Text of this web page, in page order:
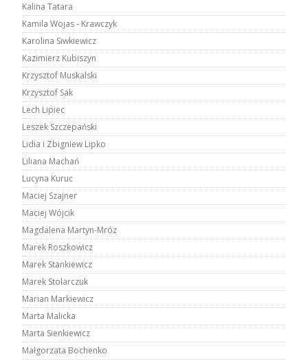
Kalina Tatara
Kamila Wojas - Krawczyk
Karolina Siwkiewicz
Kazimierz Kubiszyn
Krzysztof Muskalski
Krzysztof Sak
Lech Lipiec
Leszek Szczepański
Lidia i Zbigniew Lipko
Liliana Machań
Lucyna Kuruc
Maciej Szajner
Maciej Wójcik
Magdalena Martyn-Mróz
Marek Roszkowicz
Marek Stankiewicz
Marek Stolarczuk
Marian Markiewicz
Marta Malicka
Marta Sienkiewicz
Małgorzata Bochenko